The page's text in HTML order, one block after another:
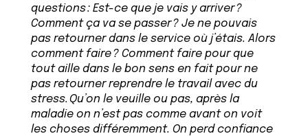
questions : Est-ce que je vais y arriver ?
Comment ça va se passer ? Je ne pouvais
pas retourner dans le service où j’étais. Alors
comment faire ? Comment faire pour que
tout aille dans le bon sens en fait pour ne
pas retourner reprendre le travail avec du
stress. Qu’on le veuille ou pas, après la
maladie on n’est pas comme avant on voit
les choses différemment. On perd confiance